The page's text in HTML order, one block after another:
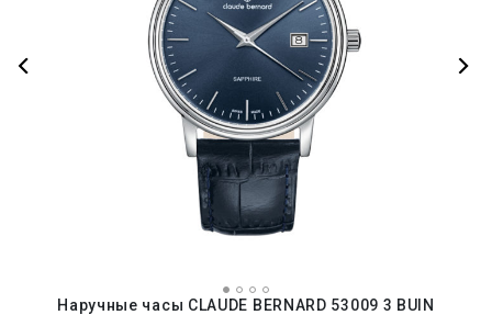
Наручные часы CLAUDE BERNARD 53009 3 BUIN